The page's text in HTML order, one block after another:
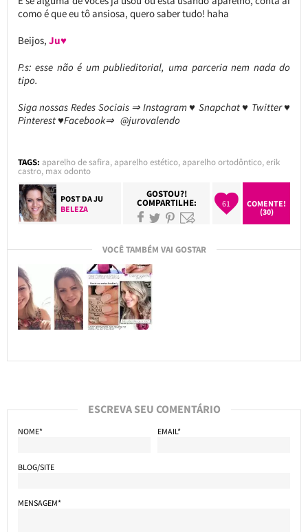
como é que eu tô ansiosa, quero saber tudo! haha
Beijos, Ju♥
P.s: esse não é um publieditorial, uma parceria nem nada do
tipo.
Siga nossas Redes Sociais ⇒ Instagram ♥ Snapchat ♥ Twitter ♥
Pinterest ♥Facebook⇒ @jurovalendo
TAGS: aparelho de safira,aparelho estético,aparelho ortodôntico,erik
castro, max odonto
POST DAJU
BELEZA
GOSTOU?!
COMPARTILHE: 61
COMENTE!
(30)
VOCÊ TAMBÉM VAI GOSTAR
ESCREVA SEU COMENTÁRIO
NOME* EMAIL*
BLOG/SITE
MENSAGEM*